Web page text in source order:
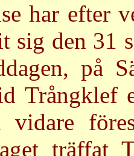
har efter
sig den 31
på
Trångklef
vidare
träffat